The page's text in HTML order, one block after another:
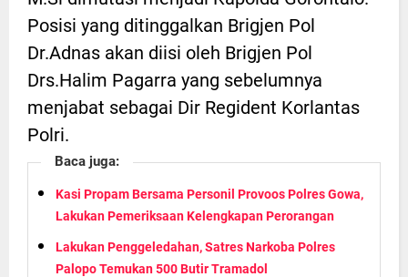
Posisi yang ditinggalkan Brigjen Pol
Dr.Adnas akan diisi oleh Brigjen Pol
Drs.Halim Pagarra yang sebelumnya
menjabat sebagai Dir Regident Korlantas
Polri.
Baca juga:
Kasi Propam Bersama Personil Provoos Polres Gowa,
Lakukan Pemeriksaan Kelengkapan Perorangan
Lakukan Penggeledahan, Satres Narkoba Polres
Palopo Temukan 500 Butir Tramadol